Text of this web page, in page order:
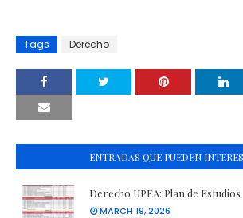
Tags Derecho
ENTRADAS QUE PUEDEN
Derecho UPEA: Plan de Estudios
MARCH 19, 2026